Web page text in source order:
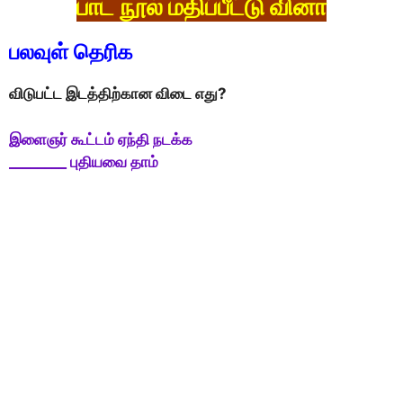
பாட நூல் மதிப்பீட்டு வினா
பலவுள் தெரிக
விடுபட்ட இடத்திற்கான விடை எது?
இளைஞர் கூட்டம் ஏந்தி நடக்க
________ புதியவை தாம்